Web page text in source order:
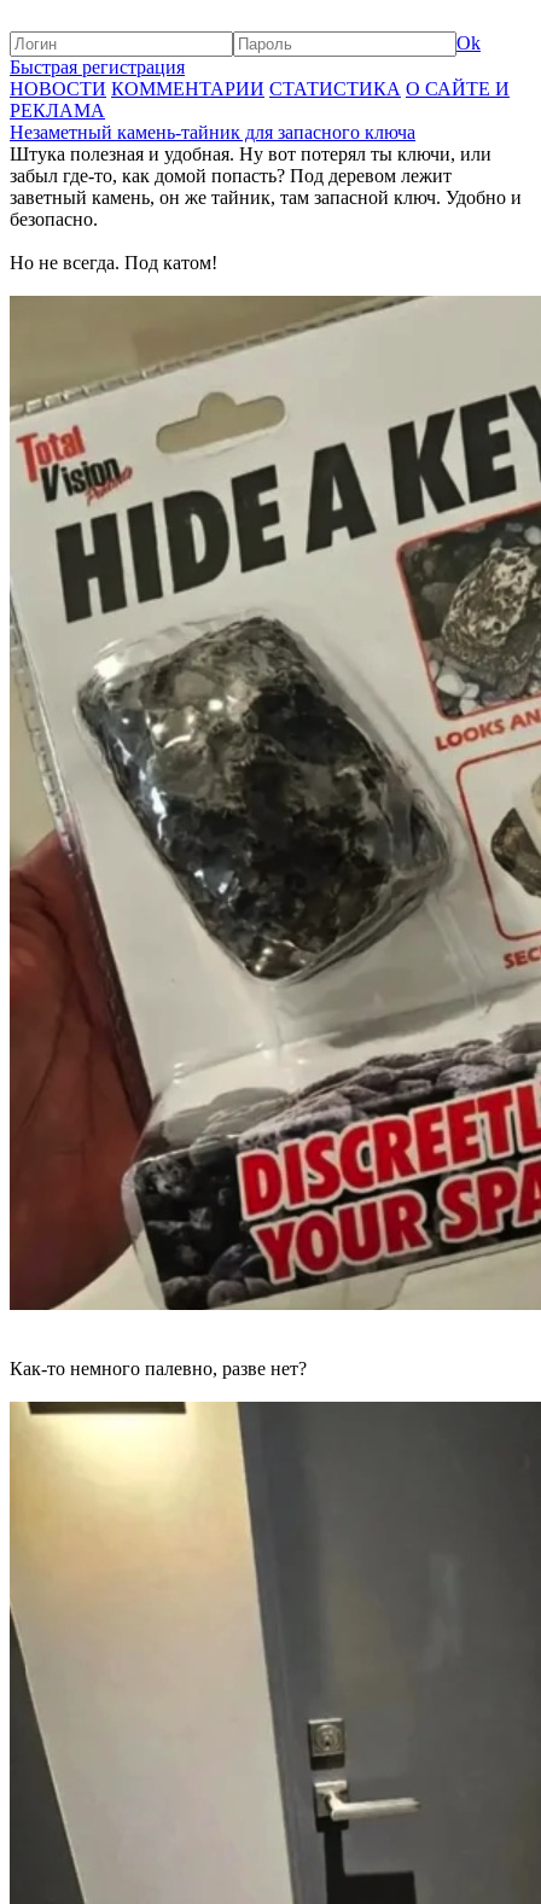
Ok
Быстрая регистрация
НОВОСТИ КОММЕНТАРИИ СТАТИСТИКА О САЙТЕ И
РЕКЛАМА
Незаметный камень-тайник для запасного ключа
Штука полезная и удобная. Ну вот потерял ты ключи, или
забыл где-то, как домой попасть? Под деревом лежит
заветный камень, он же тайник, там запасной ключ. Удобно и
безопасно.
Но не всегда. Под катом!
Как-то немного палевно, разве нет?